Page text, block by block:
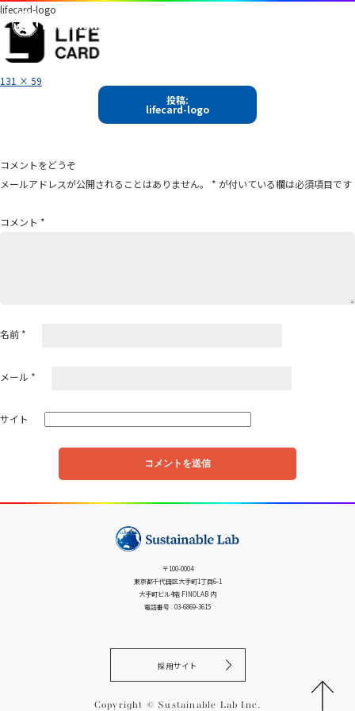
lifecard-logo
フ
ル
131 × 59
ゲ
ー
ョ
投稿:
lifecard-logo
コメントをどうぞ
メールアドレスが公開されることはありません。
* が付いている欄は必須項目です
コメント *
名前 *
メール *
サイト
〒100-0004
東京都千代田区大手町1丁目6-1
大手町ビル4階 FINOLAB 内
電話番号 : 03-6869-3615
採用サイト
Copyright © Sustainable Lab Inc.